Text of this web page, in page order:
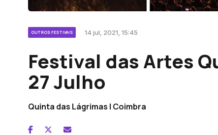
OUTROS FESTIVAIS 14 jul, 2021, 15:45
Festival das Artes
27 Julho
Quinta das Lágrimas | Coimbra